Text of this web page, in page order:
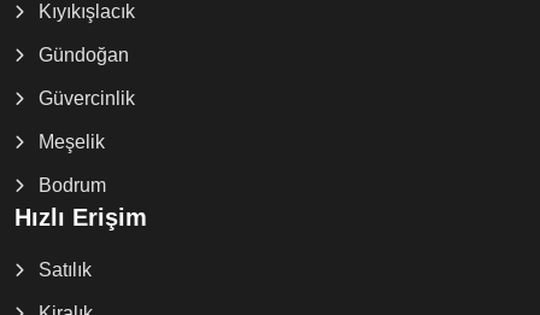
Kıyıkışlacık
Gündoğan
Güvercinlik
Meşelik
Bodrum
Hızlı Erişim
Satılık